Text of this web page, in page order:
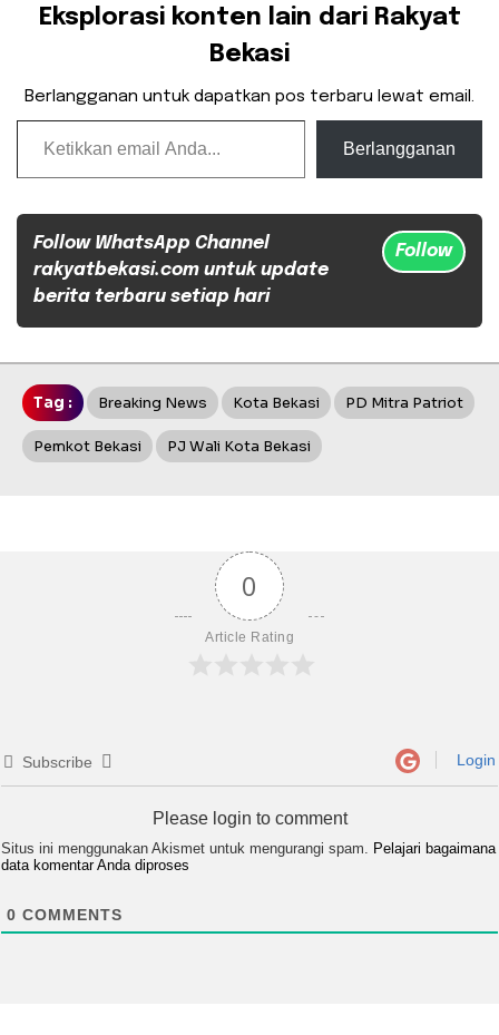
Eksplorasi konten lain dari Rakyat
Bekasi
Berlangganan untuk dapatkan pos terbaru lewat email.
Ketikkan email Anda...
Berlangganan
Follow WhatsApp Channel
rakyatbekasi.com untuk update
berita terbaru setiap hari
Follow
Tag : Breaking News Kota Bekasi PD Mitra Patriot
Pemkot Bekasi PJ Wali Kota Bekasi
0
Article Rating
Subscribe Login
Please login to comment
Situs ini menggunakan Akismet untuk mengurangi spam. Pelajari bagaimana
data komentar Anda diproses
0 COMMENTS